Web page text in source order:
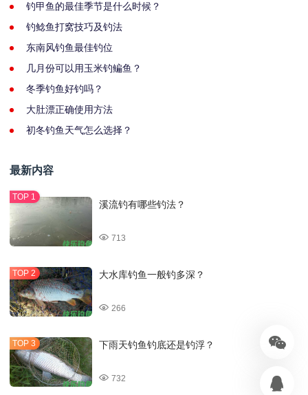
钓甲鱼的最佳季节是什么时候？
钓鲶鱼打窝技巧及钓法
东南风钓鱼最佳钓位
几月份可以用玉米钓鳊鱼？
冬季钓鱼好钓吗？
大肚漂正确使用方法
初冬钓鱼天气怎么选择？
最新内容
溪流钓有哪些钓法？
713
大水库钓鱼一般钓多深？
266
下雨天钓鱼钓底还是钓浮？
732